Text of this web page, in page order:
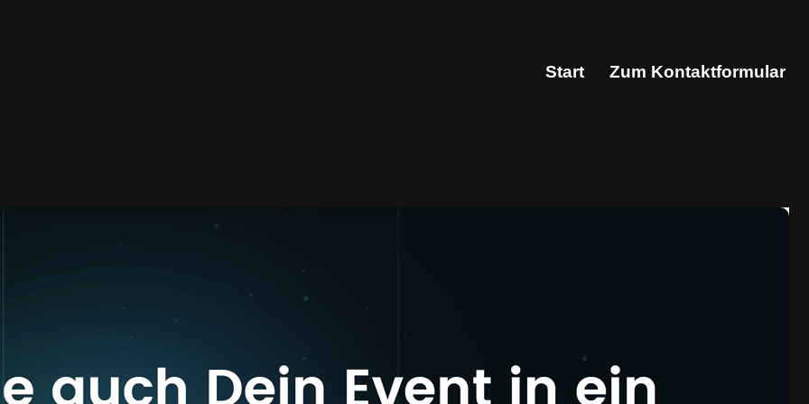
Start Zum Kontaktformular